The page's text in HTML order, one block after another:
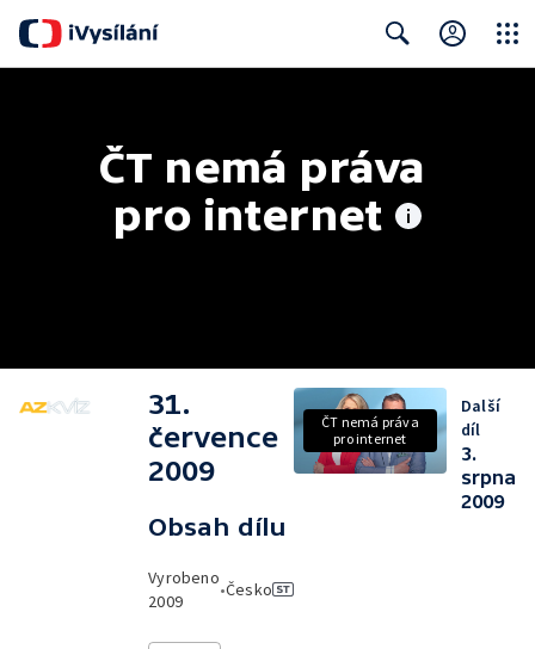
ČT nemá práva
pro internet
31.
července
2009
Obsah dílu
Vyrobeno
2009
•Česko
ČT nemá práva
pro internet
Další
díl
3.
srpna
2009